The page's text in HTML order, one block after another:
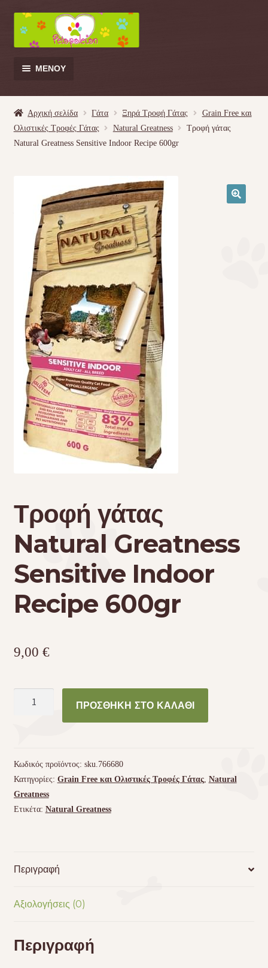
Απευθείας
μετάβαση
στην
πλοήγηση
Μετάβαση
σε
περιεχόμενο
ΜΕΝΟΎ
Γάτα
Κουνέλι
Πουλί
Κρεβατάκια
Τσάντες μεταφοράς
Επικοινωνία
Φροντίδα – Είδη Υγιεινής
Αρχική σελίδα Γάτα Ξηρά Τροφή Γάτας
Grain Free και
Ολιστικές Τροφές Γάτας
Natural Greatness
Τροφή γάτας
Natural Greatness Sensitive Indoor Recipe 600gr
Τροφή γάτας
Natural Greatness
Sensitive Indoor
Recipe 600gr
9,00 €
Indoor
Recipe
600gr
ποσότητα
ΠΡΟΣΘΉΚΗ ΣΤΟ ΚΑΛΆΘΙ
Κωδικός προϊόντος: sku.766680
Κατηγορίες: Grain Free και Ολιστικές Τροφές Γάτας, Natural
Greatness
Ετικέτα: Natural Greatness
Περιγραφή
Αξιολογήσεις (0)
Περιγραφή